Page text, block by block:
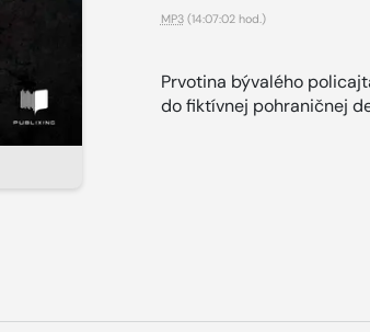
MP3(14:07:02 hod.)
Prvotina bývalého
do fiktívnej pohraničnej